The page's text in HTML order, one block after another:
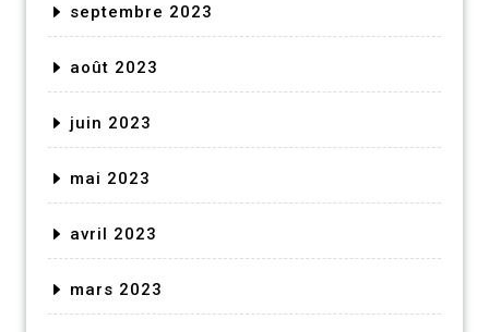
septembre 2023
août 2023
juin 2023
mai 2023
avril 2023
mars 2023